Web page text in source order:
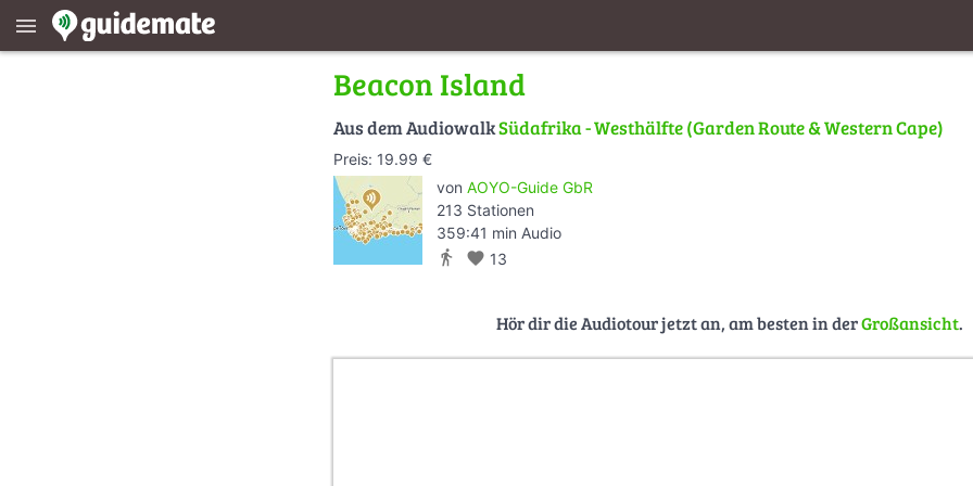
menu
Beacon Island
Aus dem AudiowalkSüdafrika - Westhälfte (Garden Route & Western Cape)
Preis: 19.99 €
von AOYO-Guide GbR
213 Stationen
359:41 min Audio
directions_walk favorite 13
Hör dir die Audiotour jetzt an, am besten in derGroßansicht.